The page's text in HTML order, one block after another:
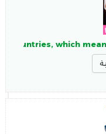
countries, which